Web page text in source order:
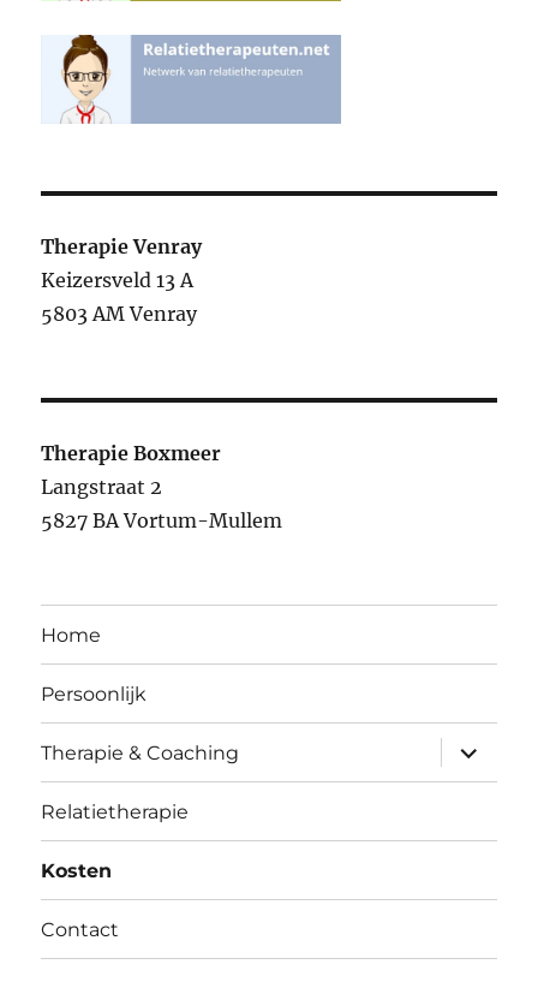
Therapie Venray
Keizersveld 13 A
5803 AM Venray
Therapie Boxmeer
Langstraat 2
5827 BA Vortum-Mullem
Home
Persoonlijk
Therapie & Coaching
Relatietherapie
Kosten
Contact